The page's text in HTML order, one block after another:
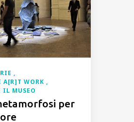
A[R]T WORK
IL MUSEO
per